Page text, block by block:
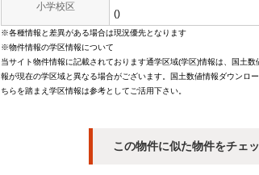
小学校区
()
※各種情報と差異がある場合は現況優先となります
※物件情報の学区情報について
当サイト物件情報に記載されております通学区域(学区)情報は、国土
報が現在の学区域と異なる場合がございます。国土数値情報ダウンロ
ちらを踏まえ学区情報は参考としてご活用下さい。
この物件に似た物件をチェッ